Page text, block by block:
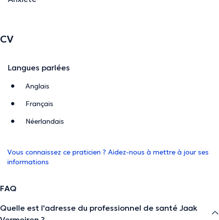
CV
Langues parlées
Anglais
Français
Néerlandais
Vous connaissez ce praticien ? Aidez-nous à mettre à jour ses
informations
FAQ
Quelle est l'adresse du professionnel de santé Jaak